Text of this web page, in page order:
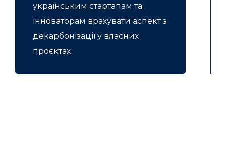
українським стартапам та
інноваторам врахувати аспект з
декарбонізації у власних
проєктах